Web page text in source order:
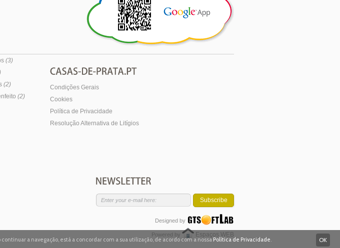
(3)
(2)
(2)
Condições Gerais
Cookies
Política de Privacidade
Resolução Alternativa de Litígios
Subscribe
Designed by
Powered by Espaços WEB
OK
a navegação, está a concordar com a sua utilização, de acordo com a nossa Política de Privacidade.